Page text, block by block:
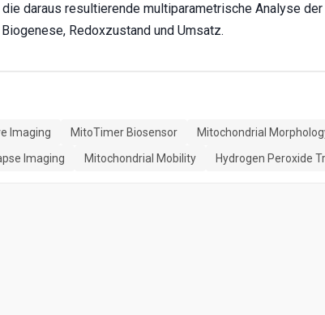
daraus resultierende multiparametrische Analyse der
Redoxzustand und Umsatz.
Imaging MitoTimer Biosensor
Mitochondrial
Imaging Mitochondrial Mobility Hydrogen Peroxide